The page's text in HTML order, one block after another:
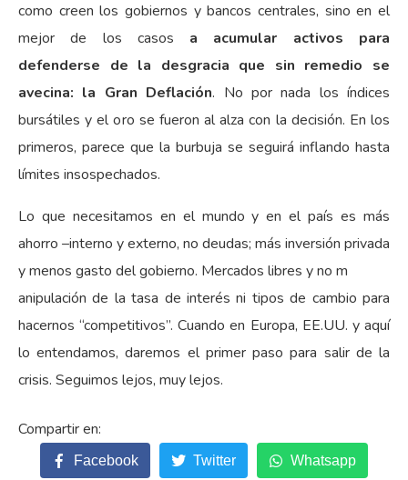
como creen los gobiernos y bancos centrales, sino en el
mejor de los casos a acumular activos para
defenderse de la desgracia que sin remedio se
avecina: la Gran Deflación. No por nada los índices
bursátiles y el oro se fueron al alza con la decisión. En los
primeros, parece que la burbuja se seguirá inflando hasta
límites insospechados.
Lo que necesitamos en el mundo y en el país es más
ahorro –interno y externo, no deudas; más inversión privada
y menos gasto del gobierno. Mercados libres y no m
anipulación de la tasa de interés ni tipos de cambio para
hacernos “competitivos”. Cuando en Europa, EE.UU. y aquí
lo entendamos, daremos el primer paso para salir de la
crisis. Seguimos lejos, muy lejos.
Facebook Twitter Whatsapp